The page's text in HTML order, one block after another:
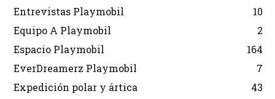
Entrevistas Playmobil
10
Equipo A Playmobil
2
Espacio Playmobil
164
EverDreamerz Playmobil
7
Expedición polar y ártica
43